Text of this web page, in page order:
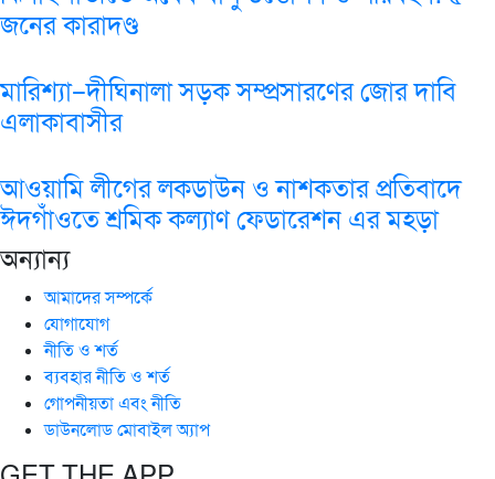
জনের কারাদণ্ড
মারিশ্যা–দীঘিনালা সড়ক সম্প্রসারণের জোর দাবি
এলাকাবাসীর
আওয়ামি লীগের লকডাউন ও নাশকতার প্রতিবাদে
ঈদগাঁওতে শ্রমিক কল্যাণ ফেডারেশন এর মহড়া
অন্যান্য
আমাদের সম্পর্কে
যোগাযোগ
নীতি ও শর্ত
ব্যবহার নীতি ও শর্ত
গোপনীয়তা এবং নীতি
ডাউনলোড মোবাইল অ্যাপ